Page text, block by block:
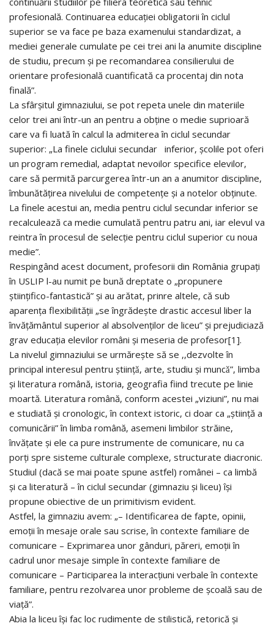
profesională. Continuarea educației obligatorii în ciclul
superior se va face pe baza examenului standardizat, a
mediei generale cumulate pe cei trei ani la anumite discipline
de studiu, precum și pe recomandarea consilierului de
orientare profesională cuantificată ca procentaj din nota
finală”.
La sfârșitul gimnaziului, se pot repeta unele din materiile
celor trei ani într-un an pentru a obține o medie suprioară
care va fi luată în calcul la admiterea în ciclul secundar
superior: „La finele ciclului secundar inferior, școlile pot oferi
un program remedial, adaptat nevoilor specifice elevilor,
care să permită parcurgerea într-un an a anumitor discipline,
îmbunătățirea nivelului de competențe și a notelor obținute.
La finele acestui an, media pentru ciclul secundar inferior se
recalculează ca medie cumulată pentru patru ani, iar elevul va
reintra în procesul de selecție pentru ciclul superior cu noua
medie”.
Respingând acest document, profesorii din România grupați
în USLIP l-au numit pe bună dreptate o „propunere
științifico-fantastică” și au arătat, prinre altele, că sub
aparența flexibilității „se îngrădește drastic accesul liber la
învățământul superior al absolvenților de liceu” și prejudiciază
grav educația elevilor români și meseria de profesor[1].
La nivelul gimnaziului se urmărește să se ,,dezvolte în
principal interesul pentru științǎ, arte, studiu și muncǎ”, limba
și literatura română, istoria, geografia fiind trecute pe linie
moartă. Literatura română, conform acestei „viziuni”, nu mai
e studiată și cronologic, în context istoric, ci doar ca „știință a
comunicării” în limba română, asemeni limbilor străine,
învățate și ele ca pure instrumente de comunicare, nu ca
porți spre sisteme culturale complexe, structurate diacronic.
Studiul (dacă se mai poate spune astfel) românei – ca limbă
și ca literatură – în ciclul secundar (gimnaziu și liceu) își
propune obiective de un primitivism evident.
Astfel, la gimnaziu avem: „– Identificarea de fapte, opinii,
emoții în mesaje orale sau scrise, în contexte familiare de
comunicare – Exprimarea unor gânduri, păreri, emoții în
cadrul unor mesaje simple în contexte familiare de
comunicare – Participarea la interacțiuni verbale în contexte
familiare, pentru rezolvarea unor probleme de școală sau de
viață”.
Abia la liceu își fac loc rudimente de stilistică, retorică și